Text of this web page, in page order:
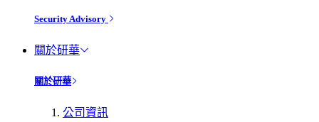
Security Advisory
關於研華
關於研華
公司資訊